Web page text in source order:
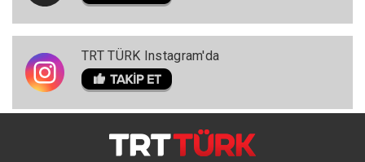
TRT TÜRK Instagram'da